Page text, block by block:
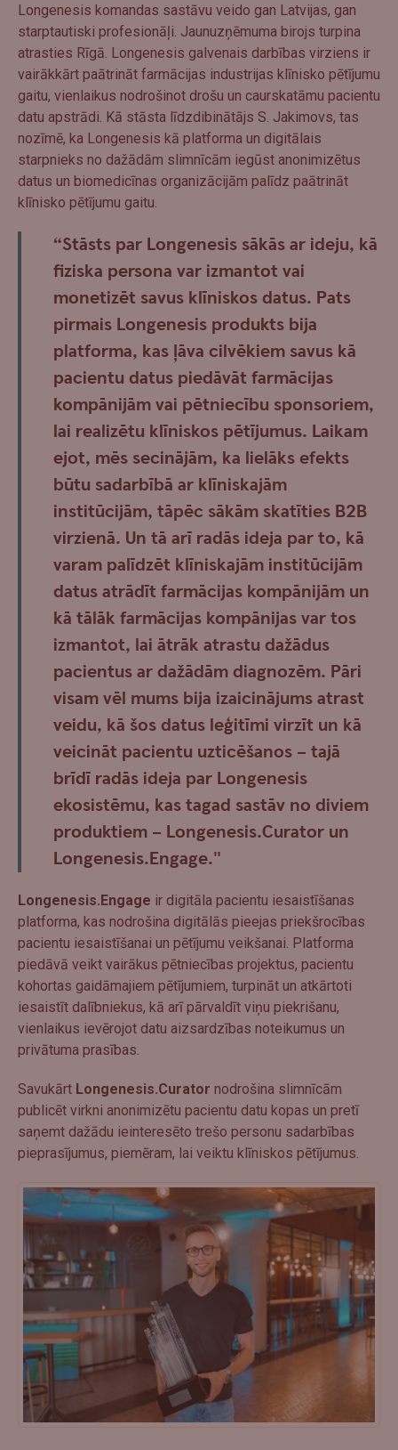
Longenesis komandas sastāvu veido gan Latvijas, gan
starptautiski profesionāļi. Jaunuzņēmuma birojs turpina
atrasties Rīgā. Longenesis galvenais darbības virziens ir
vairākkārt paātrināt farmācijas industrijas klīnisko pētījumu
gaitu, vienlaikus nodrošinot drošu un caurskatāmu pacientu
datu apstrādi. Kā stāsta līdzdibinātājs S. Jakimovs, tas
nozīmē, ka Longenesis kā platforma un digitālais
starpnieks no dažādām slimnīcām iegūst anonimizētus
datus un biomedicīnas organizācijām palīdz paātrināt
klīnisko pētījumu gaitu.
“Stāsts par Longenesis sākās ar ideju, kā
fiziska persona var izmantot vai
monetizēt savus klīniskos datus. Pats
pirmais Longenesis produkts bija
platforma, kas ļāva cilvēkiem savus kā
pacientu datus piedāvāt farmācijas
kompānijām vai pētniecību sponsoriem,
lai realizētu klīniskos pētījumus. Laikam
ejot, mēs secinājām, ka lielāks efekts
būtu sadarbībā ar klīniskajām
institūcijām, tāpēc sākām skatīties B2B
virzienā. Un tā arī radās ideja par to, kā
varam palīdzēt klīniskajām institūcijām
datus atrādīt farmācijas kompānijām un
kā tālāk farmācijas kompānijas var tos
izmantot, lai ātrāk atrastu dažādus
pacientus ar dažādām diagnozēm. Pāri
visam vēl mums bija izaicinājums atrast
veidu, kā šos datus leģitīmi virzīt un kā
veicināt pacientu uzticēšanos – tajā
brīdī radās ideja par Longenesis
ekosistēmu, kas tagad sastāv no diviem
produktiem – Longenesis.Curator un
Longenesis.Engage."
Longenesis.Engage ir digitāla pacientu iesaistīšanas
platforma, kas nodrošina digitālās pieejas priekšrocības
pacientu iesaistīšanai un pētījumu veikšanai. Platforma
piedāvā veikt vairākus pētniecības projektus, pacientu
kohortas gaidāmajiem pētījumiem, turpināt un atkārtoti
iesaistīt dalībniekus, kā arī pārvaldīt viņu piekrišanu,
vienlaikus ievērojot datu aizsardzības noteikumus un
privātuma prasības.
Savukārt Longenesis.Curator nodrošina slimnīcām
publicēt virkni anonimizētu pacientu datu kopas un pretī
saņemt dažādu ieinteresēto trešo personu sadarbības
pieprasījumus, piemēram, lai veiktu klīniskos pētījumus.